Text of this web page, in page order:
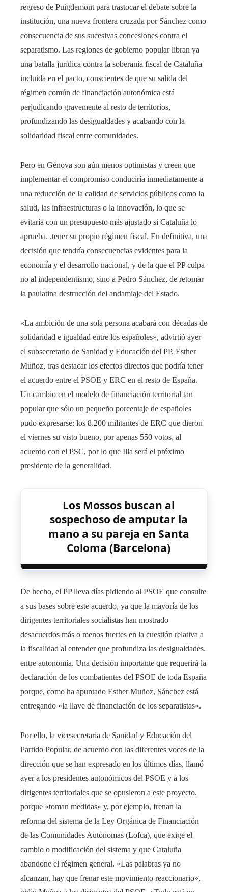
regreso de Puigdemont para trastocar el debate sobre la
institución, una nueva frontera cruzada por Sánchez como
consecuencia de sus sucesivas concesiones contra el
separatismo. Las regiones de gobierno popular libran ya
una batalla jurídica contra la soberanía fiscal de Cataluña
incluida en el pacto, conscientes de que su salida del
régimen común de financiación autonómica está
perjudicando gravemente al resto de territorios,
profundizando las desigualdades y acabando con la
solidaridad fiscal entre comunidades.
Pero en Génova son aún menos optimistas y creen que
implementar el compromiso conduciría inmediatamente a
una reducción de la calidad de servicios públicos como la
salud, las infraestructuras o la innovación, lo que se
evitaría con un presupuesto más ajustado si Cataluña lo
aprueba. .tener su propio régimen fiscal. En definitiva, una
decisión que tendría consecuencias evidentes para la
economía y el desarrollo nacional, y de la que el PP culpa
no al independentismo, sino a Pedro Sánchez, de retomar
la paulatina destrucción del andamiaje del Estado.
«La ambición de una sola persona acabará con décadas de
solidaridad e igualdad entre los españoles», advirtió ayer
el subsecretario de Sanidad y Educación del PP. Esther
Muñoz, tras destacar los efectos directos que podría tener
el acuerdo entre el PSOE y ERC en el resto de España.
Un cambio en el modelo de financiación territorial tan
popular que sólo un pequeño porcentaje de españoles
pudo expresarse: los 8.200 militantes de ERC que dieron
el viernes su visto bueno, por apenas 550 votos, al
acuerdo con el PSC, por lo que Illa será el próximo
presidente de la generalidad.
Los Mossos buscan al
sospechoso de amputar la
mano a su pareja en Santa
Coloma (Barcelona)
De hecho, el PP lleva días pidiendo al PSOE que consulte
a sus bases sobre este acuerdo, ya que la mayoría de los
dirigentes territoriales socialistas han mostrado
desacuerdos más o menos fuertes en la cuestión relativa a
la fiscalidad al entender que profundiza las desigualdades.
entre autonomía. Una decisión importante que requerirá la
declaración de los combatientes del PSOE de toda España
porque, como ha apuntado Esther Muñoz, Sánchez está
entregando «la llave de financiación de los separatistas».
Por ello, la vicesecretaria de Sanidad y Educación del
Partido Popular, de acuerdo con las diferentes voces de la
dirección que se han expresado en los últimos días, llamó
ayer a los presidentes autonómicos del PSOE y a los
dirigentes territoriales que se opusieron a este proyecto.
porque «toman medidas» y, por ejemplo, frenan la
reforma del sistema de la Ley Orgánica de Financiación
de las Comunidades Autónomas (Lofca), que exige el
cambio o modificación del sistema y que Cataluña
abandone el régimen general. «Las palabras ya no
alcanzan, hay que frenar este movimiento reaccionario»,